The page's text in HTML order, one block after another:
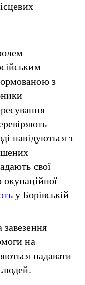
з
навідуються з
свої
у Борівській
на
надавати
людей.